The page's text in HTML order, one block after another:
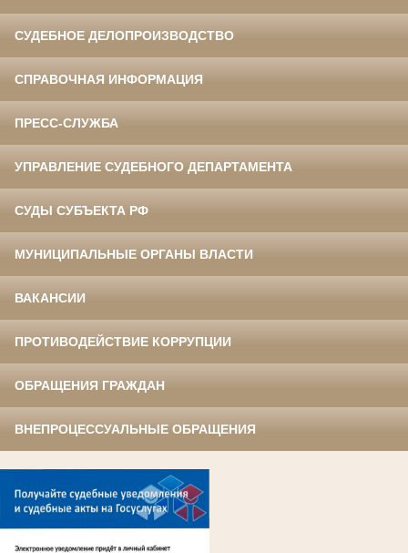
СУДЕБНОЕ ДЕЛОПРОИЗВОДСТВО
СПРАВОЧНАЯ ИНФОРМАЦИЯ
ПРЕСС-СЛУЖБА
УПРАВЛЕНИЕ СУДЕБНОГО ДЕПАРТАМЕНТА
СУДЫ СУБЪЕКТА РФ
МУНИЦИПАЛЬНЫЕ ОРГАНЫ ВЛАСТИ
ВАКАНСИИ
ПРОТИВОДЕЙСТВИЕ КОРРУПЦИИ
ОБРАЩЕНИЯ ГРАЖДАН
ВНЕПРОЦЕССУАЛЬНЫЕ ОБРАЩЕНИЯ